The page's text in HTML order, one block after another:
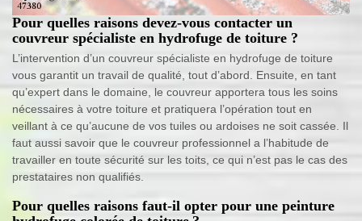
Pour quelles raisons devez-vous contacter un
couvreur spécialiste en hydrofuge de toiture ?
L’intervention d’un couvreur spécialiste en hydrofuge de toiture
vous garantit un travail de qualité, tout d’abord. Ensuite, en tant
qu’expert dans le domaine, le couvreur apportera tous les soins
nécessaires à votre toiture et pratiquera l’opération tout en
veillant à ce qu’aucune de vos tuiles ou ardoises ne soit cassée. Il
faut aussi savoir que le couvreur professionnel a l’habitude de
travailler en toute sécurité sur les toits, ce qui n’est pas le cas des
prestataires non qualifiés.
Pour quelles raisons faut-il opter pour une peinture